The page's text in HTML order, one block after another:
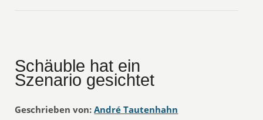
Schäuble hat ein
Szenario gesichtet
Geschrieben von: André Tautenhahn